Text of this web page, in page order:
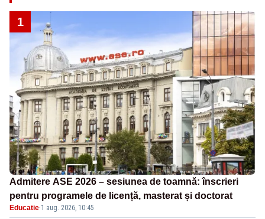
1
Admitere ASE 2026 – sesiunea de toamnă: înscrieri
pentru programele de licență, masterat și doctorat
Educatie·1 aug. 2026, 10:45